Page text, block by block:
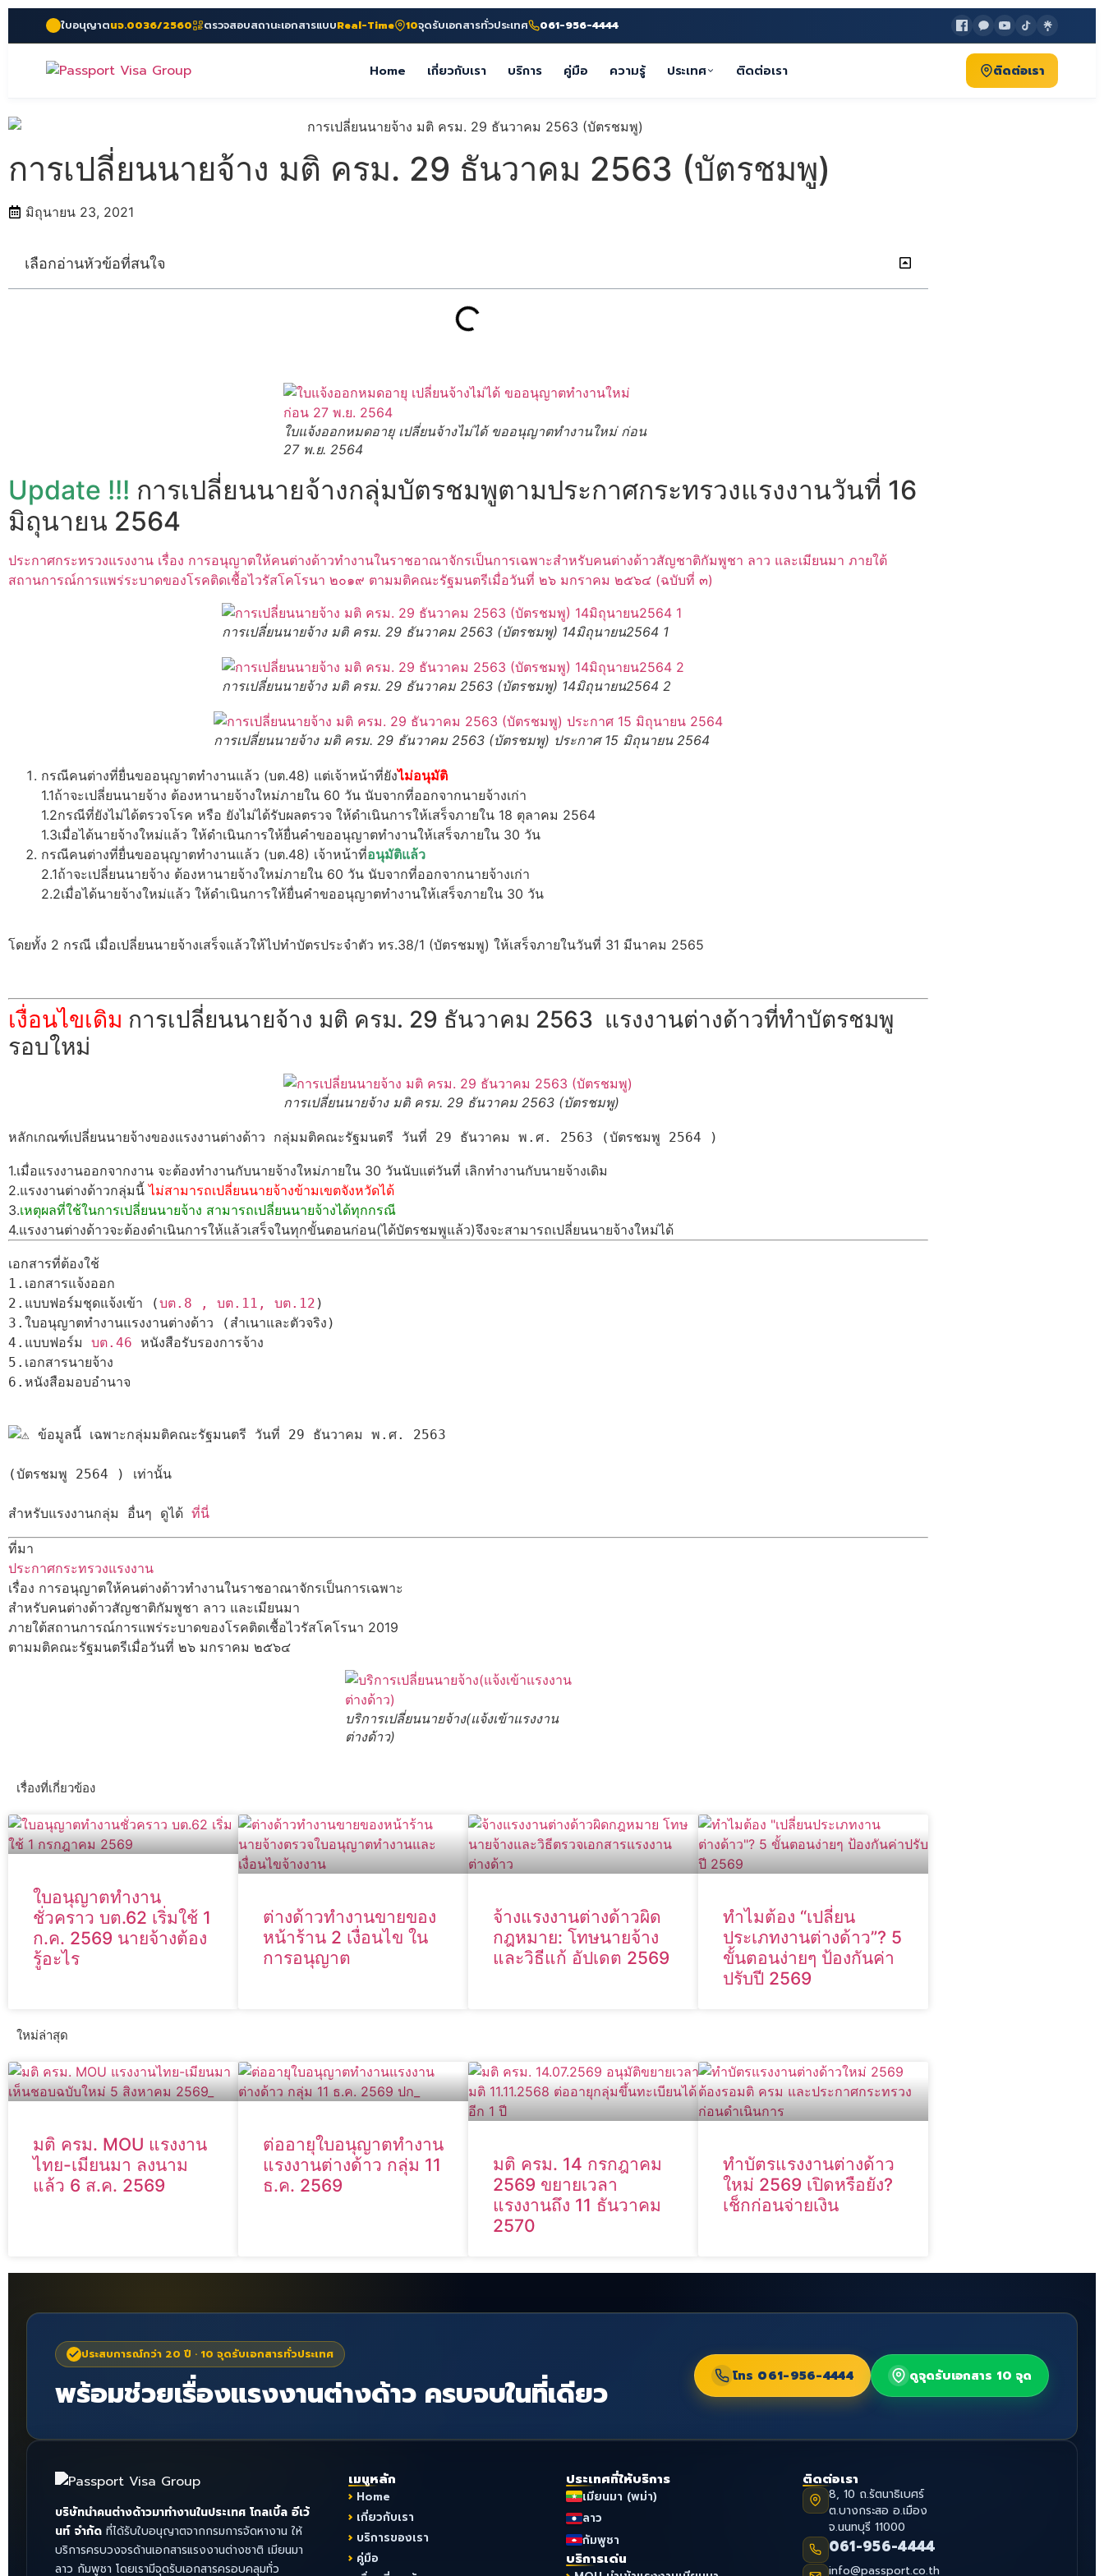
ใบอนุญาตนจ.0036/2560 ตรวจสอบสถานะเอกสารแบบReal-Time 10จุดรับเอกสารทั่วประเทศ 061-956-4444
Home เกี่ยวกับเรา บริการ คู่มือ ความรู้ ประเทศ ติดต่อเรา ติดต่อเรา
การเปลี่ยนนายจ้าง มติ ครม. 29 ธันวาคม 2563 (บัตรชมพู)
มิถุนายน 23, 2021
เลือกอ่านหัวข้อที่สนใจ
ใบแจ้งออกหมดอายุ เปลี่ยนจ้างไม่ได้ ขออนุญาตทำงานใหม่ ก่อน
27 พ.ย. 2564
Update !!! การเปลี่ยนนายจ้างกลุ่มบัตรชมพูตามประกาศกระทรวงแรงงานวันที่ 16
มิถุนายน 2564
ประกาศกระทรวงแรงงาน เรื่อง การอนุญาตให้คนต่างด้าวทำงานในราชอาณาจักรเป็นการเฉพาะสำหรับคนต่างด้าวสัญชาติกัมพูชา ลาว และเมียนมา ภายใต้
สถานการณ์การแพร่ระบาดของโรคติดเชื้อไวรัสโคโรนา ๒๐๑๙ ตามมติคณะรัฐมนตรีเมื่อวันที่ ๒๖ มกราคม ๒๕๖๔ (ฉบับที่ ๓)
การเปลี่ยนนายจ้าง มติ ครม. 29 ธันวาคม 2563 (บัตรชมพู) 14มิถุนายน2564 1
การเปลี่ยนนายจ้าง มติ ครม. 29 ธันวาคม 2563 (บัตรชมพู) 14มิถุนายน2564 2
การเปลี่ยนนายจ้าง มติ ครม. 29 ธันวาคม 2563 (บัตรชมพู) ประกาศ 15 มิถุนายน 2564
กรณีคนต่างที่ยื่นขออนุญาตทำงานแล้ว (บต.48) แต่เจ้าหน้าที่ยังไม่อนุมัติ
1.1ถ้าจะเปลี่ยนนายจ้าง ต้องหานายจ้างใหม่ภายใน 60 วัน นับจากที่ออกจากนายจ้างเก่า
1.2กรณีที่ยังไม่ได้ตรวจโรค หรือ ยังไม่ได้รับผลตรวจ ให้ดำเนินการให้เสร็จภายใน 18 ตุลาคม 2564
1.3เมื่อได้นายจ้างใหม่แล้ว ให้ดำเนินการให้ยื่นคำขออนุญาตทำงานให้เสร็จภายใน 30 วัน
กรณีคนต่างที่ยื่นขออนุญาตทำงานแล้ว (บต.48) เจ้าหน้าที่อนุมัติแล้ว
2.1ถ้าจะเปลี่ยนนายจ้าง ต้องหานายจ้างใหม่ภายใน 60 วัน นับจากที่ออกจากนายจ้างเก่า
2.2เมื่อได้นายจ้างใหม่แล้ว ให้ดำเนินการให้ยื่นคำขออนุญาตทำงานให้เสร็จภายใน 30 วัน
โดยทั้ง 2 กรณี เมื่อเปลี่ยนนายจ้างเสร็จแล้วให้ไปทำบัตรประจำตัว ทร.38/1 (บัตรชมพู) ให้เสร็จภายในวันที่ 31 มีนาคม 2565
เงื่อนไขเดิม การเปลี่ยนนายจ้าง มติ ครม. 29 ธันวาคม 2563 แรงงานต่างด้าวที่ทำบัตรชมพู
รอบใหม่
การเปลี่ยนนายจ้าง มติ ครม. 29 ธันวาคม 2563 (บัตรชมพู)
1.เมื่อแรงงานออกจากงาน จะต้องทำงานกับนายจ้างใหม่ภายใน 30 วันนับแต่วันที่ เลิกทำงานกับนายจ้างเดิม
2.แรงงานต่างด้าวกลุ่มนี้ไม่สามารถเปลี่ยนนายจ้างข้ามเขตจังหวัดได้
3.เหตุผลที่ใช้ในการเปลี่ยนนายจ้าง สามารถเปลี่ยนนายจ้างได้ทุกกรณี
4.แรงงานต่างด้าวจะต้องดำเนินการให้แล้วเสร็จในทุกขั้นตอนก่อน(ได้บัตรชมพูแล้ว)จึงจะสามารถเปลี่ยนนายจ้างใหม่ได้
เอกสารที่ต้องใช้
1.เอกสารแจ้งออก
2.แบบฟอร์มชุดแจ้งเข้า (บต.8 , บต.11, บต.12 )
3.ใบอนุญาตทำงานแรงงานต่างด้าว (สำเนาและตัวจริง)
4.แบบฟอร์ม บต.46 หนังสือรับรองการจ้าง
5.เอกสารนายจ้าง
6.หนังสือมอบอำนาจ
ข้อมูลนี้ เฉพาะกลุ่มมติคณะรัฐมนตรี วันที่ 29 ธันวาคม พ.ศ. 2563
(บัตรชมพู 2564 ) เท่านั้น
สำหรับแรงงานกลุ่ม อื่นๆ ดูได้ ที่นี่
ที่มา
ประกาศกระทรวงแรงงาน
เรื่อง การอนุญาตให้คนต่างด้าวทำงานในราชอาณาจักรเป็นการเฉพาะ
สำหรับคนต่างด้าวสัญชาติกัมพูชา ลาว และเมียนมา
ภายใต้สถานการณ์การแพร่ระบาดของโรคติดเชื้อไวรัสโคโรนา 2019
ตามมติคณะรัฐมนตรีเมื่อวันที่ ๒๖ มกราคม ๒๕๖๔
บริการเปลี่ยนนายจ้าง(แจ้งเข้าแรงงาน
ต่างด้าว)
เรื่องที่เกี่ยวข้อง
ใบอนุญาตทำงาน
ชั่วคราว บต.62 เริ่มใช้ 1
ก.ค. 2569 นายจ้างต้อง
รู้อะไร
ต่างด้าวทำงานขายของ
หน้าร้าน 2 เงื่อนไข ใน
การอนุญาต
จ้างแรงงานต่างด้าวผิด
กฎหมาย: โทษนายจ้าง
และวิธีแก้ อัปเดต 2569
ทำไมต้อง “เปลี่ยน
ประเภทงานต่างด้าว”? 5
ขั้นตอนง่ายๆ ป้องกันค่า
ปรับปี 2569
ใหม่ล่าสุด
มติ ครม. MOU แรงงาน
ไทย-เมียนมา ลงนาม
แล้ว 6 ส.ค. 2569
ต่ออายุใบอนุญาตทำงาน
แรงงานต่างด้าว กลุ่ม 11
ธ.ค. 2569
มติ ครม. 14 กรกฎาคม
2569 ขยายเวลา
แรงงานถึง 11 ธันวาคม
2570
ทำบัตรแรงงานต่างด้าว
ใหม่ 2569 เปิดหรือยัง?
เช็กก่อนจ่ายเงิน
ประสบการณ์กว่า 20 ปี · 10 จุดรับเอกสารทั่วประเทศ
พร้อมช่วยเรื่องแรงงานต่างด้าว ครบจบในที่เดียว โทร 061-956-4444 ดูจุดรับเอกสาร 10 จุด
บริษัทนำคนต่างด้าวมาทำงานในประเทศ โกลเบิ้ล อีเว้
นท์ จำกัด ที่ได้รับใบอนุญาตจากกรมการจัดหางาน ให้
บริการครบวงจรด้านเอกสารแรงงานต่างชาติ เมียนมา
ลาว กัมพูชา โดยเรามีจุดรับเอกสารครอบคลุมทั่ว
เมนูหลัก
Home
เกี่ยวกับเรา
บริการของเรา
คู่มือ
ประเทศที่ให้บริการ
เมียนมา (พม่า)
ลาว
กัมพูชา
บริการเด่น
ติดต่อเรา
8, 10 ถ.รัตนาธิเบศร์
ต.บางกระสอ อ.เมือง
จ.นนทบุรี 11000
061-956-4444
info@passport.co.th